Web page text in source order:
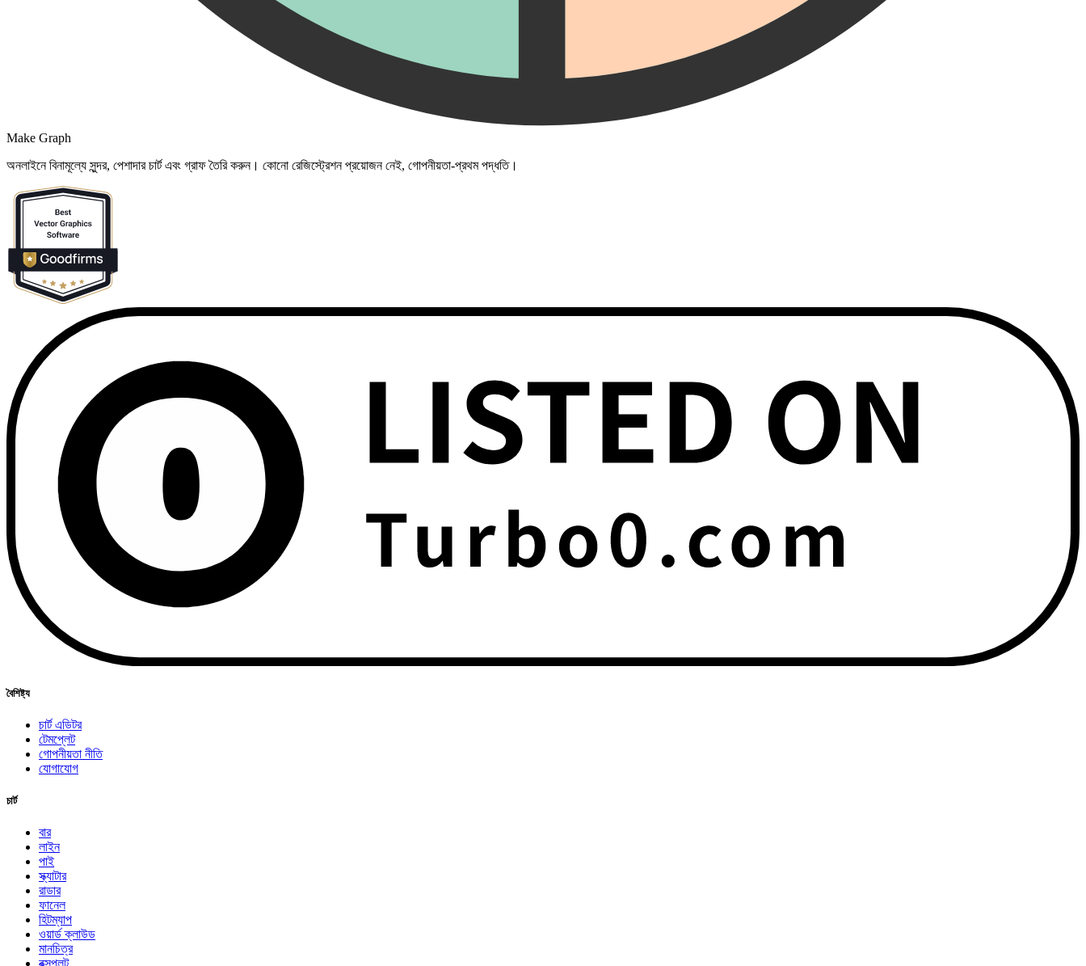
Make Graph
অনলাইনে বিনামূল্যে সুন্দর, পেশাদার চার্ট এবং গ্রাফ তৈরি করুন। কোনো রেজিস্ট্রেশন প্রয়োজন নেই, গোপনীয়তা-প্রথম পদ্ধতি।
বৈশিষ্ট্য
চার্ট এডিটর
টেমপ্লেট
গোপনীয়তা নীতি
যোগাযোগ
চার্ট
বার
লাইন
পাই
স্ক্যাটার
রাডার
ফানেল
হিটম্যাপ
ওয়ার্ড ক্লাউড
মানচিত্র
বক্সপ্লট